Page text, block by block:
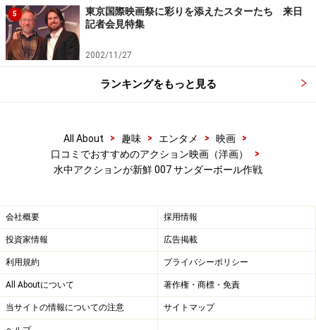
5
東京国際映画祭に彩りを添えたスターたち 来日
記者会見特集
2002/11/27
ランキングをもっと見る
All About > 趣味 > エンタメ > 映画
>
口コミでおすすめのアクション映画（洋画）
>
水中アクションが新鮮 007 サンダーボール作戦
会社概要 採用情報
投資家情報 広告掲載
利用規約 プライバシーポリシー
All Aboutについて 著作権・商標・免責
当サイトの情報についての注意 サイトマップ